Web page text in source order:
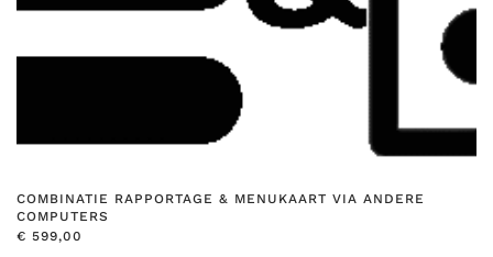
COMBINATIE RAPPORTAGE & MENUKAART VIA ANDERE
COMPUTERS
€ 599,00